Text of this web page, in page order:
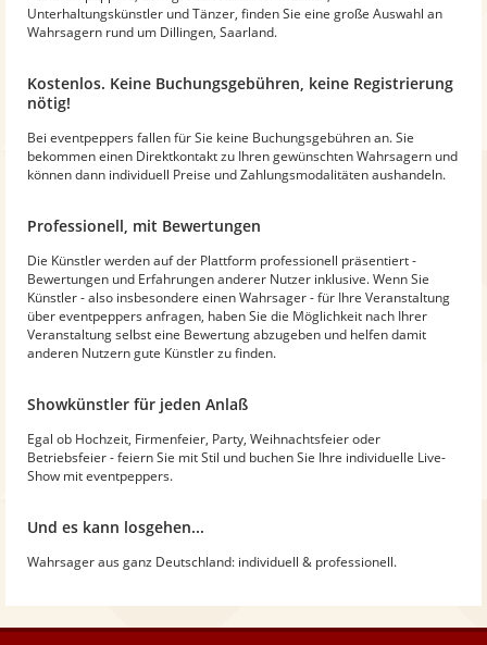
Unterhaltungskünstler und Tänzer, finden Sie eine große Auswahl an
Wahrsagern rund um Dillingen, Saarland.
Kostenlos. Keine Buchungsgebühren, keine Registrierung
nötig!
Bei eventpeppers fallen für Sie keine Buchungsgebühren an. Sie
bekommen einen Direktkontakt zu Ihren gewünschten Wahrsagern und
können dann individuell Preise und Zahlungsmodalitäten aushandeln.
Professionell, mit Bewertungen
Die Künstler werden auf der Plattform professionell präsentiert -
Bewertungen und Erfahrungen anderer Nutzer inklusive. Wenn Sie
Künstler - also insbesondere einen Wahrsager - für Ihre Veranstaltung
über eventpeppers anfragen, haben Sie die Möglichkeit nach Ihrer
Veranstaltung selbst eine Bewertung abzugeben und helfen damit
anderen Nutzern gute Künstler zu finden.
Showkünstler für jeden Anlaß
Egal ob Hochzeit, Firmenfeier, Party, Weihnachtsfeier oder
Betriebsfeier - feiern Sie mit Stil und buchen Sie Ihre individuelle Live-
Show mit eventpeppers.
Und es kann losgehen...
Wahrsager aus ganz Deutschland: individuell & professionell.